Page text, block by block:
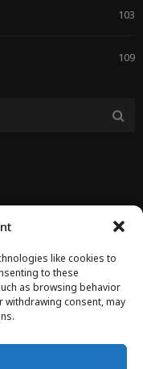
like cookies to
to these
as browsing behavior
withdrawing consent, may
103
109